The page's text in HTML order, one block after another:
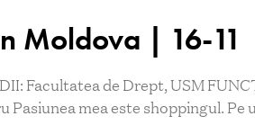
Moldova | 16-11
Facultatea de Drept, USM
mea este shoppingul. Pe